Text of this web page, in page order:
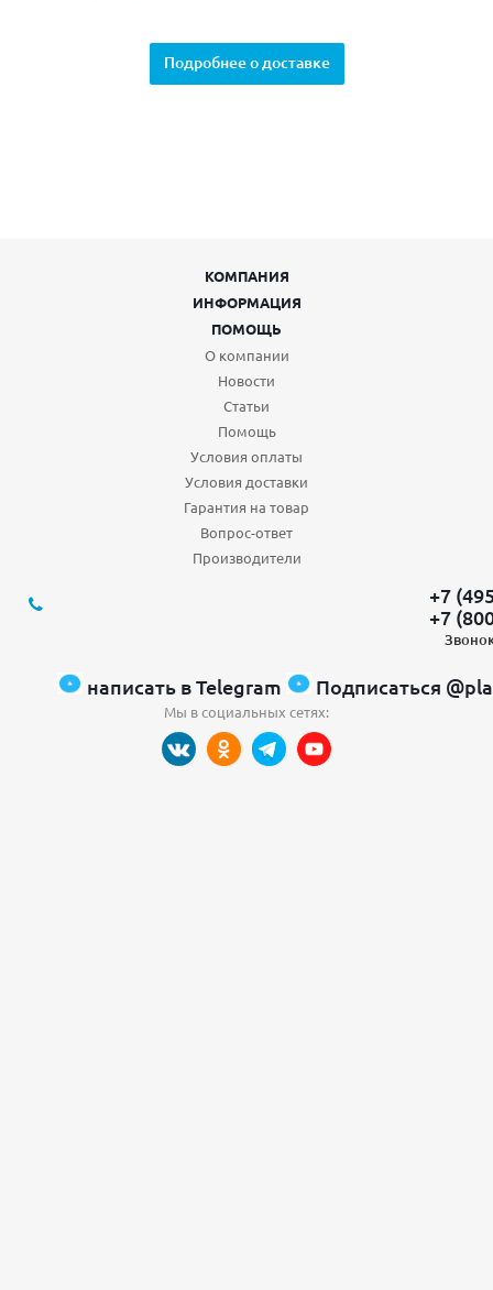
Подробнее о доставке
КОМПАНИЯ
ИНФОРМАЦИЯ
ПОМОЩЬ
О компании
Новости
Статьи
Помощь
Условия оплаты
Условия доставки
Гарантия на товар
Вопрос-ответ
Производители
+7
+7
написать в Telegram Подписаться
Мы в социальных сетях: